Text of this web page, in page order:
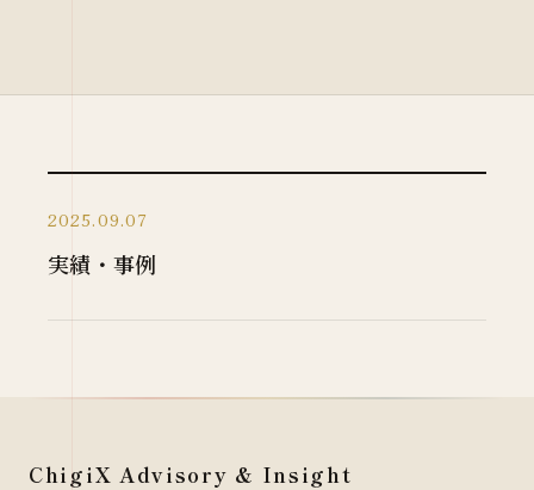
2025.09.07
実績・事例
ChigiX Advisory & Insight